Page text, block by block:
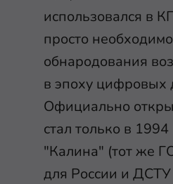
использовался в
просто
обнародования
в эпоху цифровых
Официально
стал только в
"Калина" (тот же
для России и